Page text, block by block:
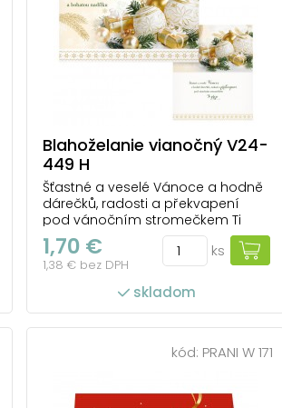
Blahoželanie vianočný V24-
449 H
Šťastné a veselé Vánoce a hodně
dárečků, radosti a překvapení
pod vánočním stromečkem Ti
přeje
1,70 €
1,38 € bez DPH
ks
skladom
kód: PRANI W 171